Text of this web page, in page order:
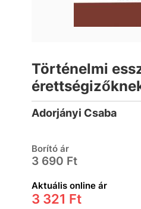
Történelmi
emelt szinten
Adorjányi Csaba
Borító ár
3 690 Ft
Aktuális online ár
3 321 Ft